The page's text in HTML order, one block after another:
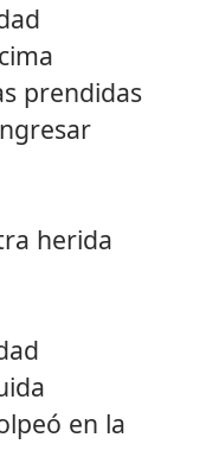
prendidas
herida
en la